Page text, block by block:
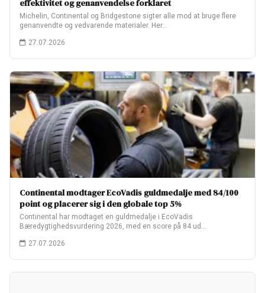
effektivitet og genanvendelse forklaret
Michelin, Continental og Bridgestone sigter alle mod at bruge flere
genanvendte og vedvarende materialer. Her…
27.07.2026
Continental modtager EcoVadis guldmedalje med 84/100
point og placerer sig i den globale top 5%
Continental har modtaget en guldmedalje i EcoVadis
Bæredygtighedsvurdering 2026, med en score på 84 ud…
27.07.2026